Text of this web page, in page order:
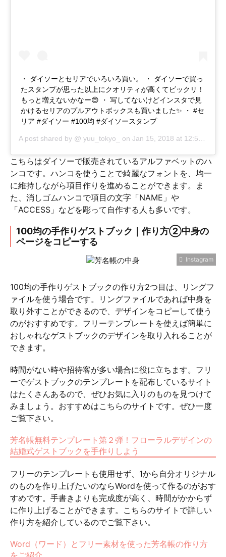
・ ダイソーとセリアでいろいろ買い。 ・ ダイソーで買っ
たスタンプが思った以上にクオリティが高くてビックリ！
もっと増えないかなー😍 ・ 写してないけどインスタで見
かけるセリアのプルアウトボックスも買いました✨ ・ #セ
リア #ダイソー #100均 #ダイソースタンプ
A post shared by @ yuu_tokyo_ on Jan 15, 2018 at 12:56am PST
こちらはダイソーで販売されているアルファベットのハ
ンコです。ハンコを使うことで綺麗なフォントを、均一
に維持しながら項目作りを進めることができます。ま
た、消しゴムハンコで項目の文字「NAME」や
「ACCESS」などを彫って自作する人も多いです。
100均の手作りゲストブック｜作り方②中身の
ページをコピーする
Instagram
100均の手作りゲストブックの作り方2つ目は、リングフ
ァイルを使う場合です。リングファイルであれば中身を
取り外すことができるので、デザインをコピーして使う
のがおすすめです。フリーテンプレートを使えば簡単に
おしゃれなゲストブックのデザインを取り入れることが
できます。
時間がない時や招待客が多い場合に役に立ちます。フリ
ーでゲストブックのテンプレートを配布しているサイト
はたくさんあるので、ぜひお気に入りのものを見つけて
みましょう。おすすめはこちらのサイトです。ぜひ一度
ご覧下さい。
芳名帳無料テンプレート第２弾！フローラルデザインの
結婚式ゲストブックを手作りしよう
フリーのテンプレートも使用せず、1から自分オリジナル
のものを作り上げたいのならWordを使って作るのがおす
すめです。手書きよりも完成度が高く、時間がかからず
に作り上げることができます。こちらのサイトで詳しい
作り方を紹介しているのでご覧下さい。
Word（ワード）とフリー素材を使った芳名帳の作り方
をご紹介